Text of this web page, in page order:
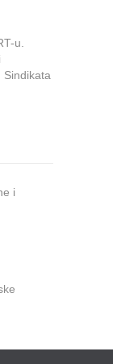
u.
Sindikata
i